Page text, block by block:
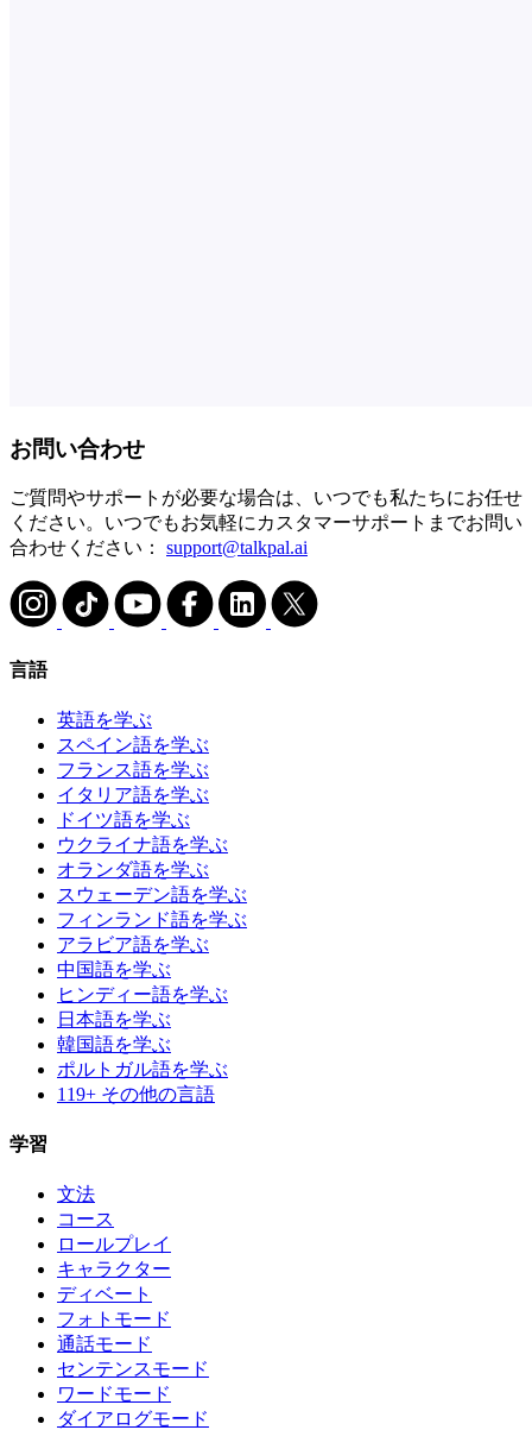
お問い合わせ
ご質問やサポートが必要な場合は、いつでも私たちにお任せ
ください。いつでもお気軽にカスタマーサポートまでお問い
合わせください： support@talkpal.ai
言語
英語を学ぶ
スペイン語を学ぶ
フランス語を学ぶ
イタリア語を学ぶ
ドイツ語を学ぶ
ウクライナ語を学ぶ
オランダ語を学ぶ
スウェーデン語を学ぶ
フィンランド語を学ぶ
アラビア語を学ぶ
中国語を学ぶ
ヒンディー語を学ぶ
日本語を学ぶ
韓国語を学ぶ
ポルトガル語を学ぶ
119+ その他の言語
学習
文法
コース
ロールプレイ
キャラクター
ディベート
フォトモード
通話モード
センテンスモード
ワードモード
ダイアログモード